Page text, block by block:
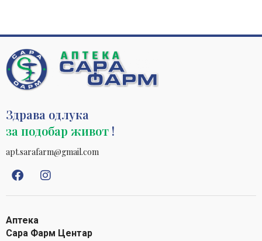
Здрава одлука
за подобар живот !
apt.sarafarm@gmail.com
Аптека
Сара Фарм Центар